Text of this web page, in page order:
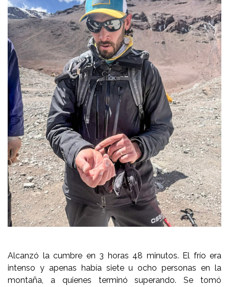
Alcanzó la cumbre en 3 horas 48 minutos. El frío era
intenso y apenas había siete u ocho personas en la
montaña, a quienes terminó superando. Se tomó